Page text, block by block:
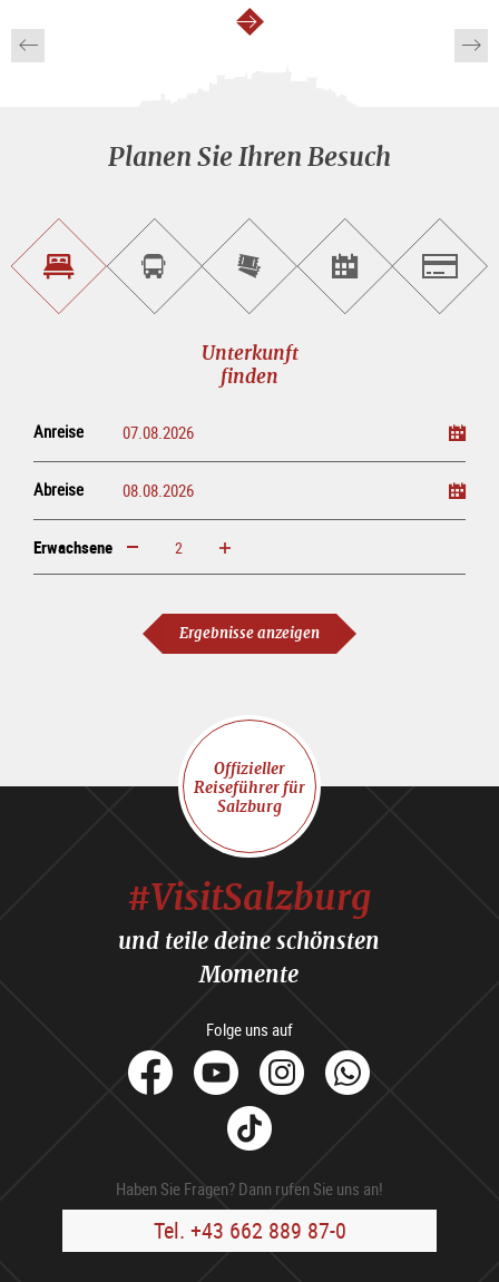
weiter
Planen Sie Ihren Besuch
Unterkunft<br>findenSightseeing<br>Tour
buchen
Tickets
online<br>kaufen
Events<br>finden
Unterkunft
finden
Anreise
Abreise
Erwachsene erhöhen verringern
Ergebnisse anzeigen
Offizieller
Reiseführer für
Salzburg
#VisitSalzburg
und teile deine schönsten
Momente
Folge uns auf
facebook
YoutubeInstagram
Tik
Tok
Haben Sie Fragen? Dann rufen Sie uns an!
Tel. +43 662 889 87-0